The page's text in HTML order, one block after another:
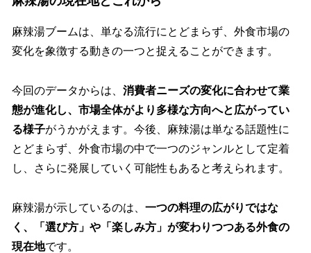
麻辣湯ブームは、単なる流行にとどまらず、外食市場の
変化を象徴する動きの一つと捉えることができます。
今回のデータからは、 消費者ニーズの変化に合わせて業
態が進化し、市場全体がより多様な方向へと広がってい
る様子がうかがえます。今後、麻辣湯は単なる話題性に
とどまらず、外食市場の中で一つのジャンルとして定着
し、さらに発展していく可能性もあると考えられます。
麻辣湯が示しているのは、 一つの料理の広がりではな
く、「選び方」や「楽しみ方」が変わりつつある外食の
現在地です。